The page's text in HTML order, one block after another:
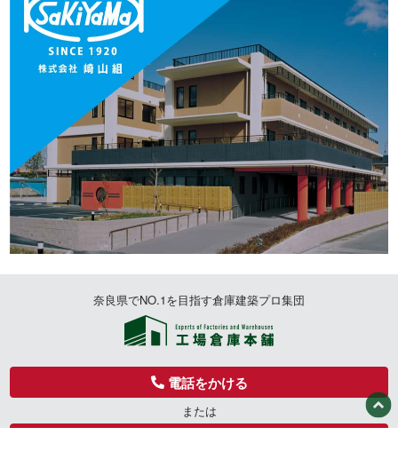
奈良県でNO.1を目指す倉庫建築プロ集団
電話をかける
または
0744359005